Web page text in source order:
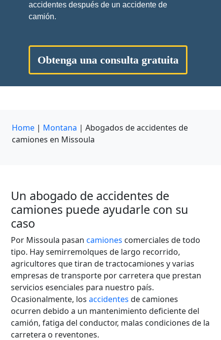
accidentes después de un accidente de
camión.
Obtenga una consulta gratuita
Home | Montana | Abogados de accidentes de
camiones en Missoula
Un abogado de accidentes de
camiones puede ayudarle con su
caso
Por Missoula pasancamiones comerciales de todo
tipo. Hay semirremolques de largo recorrido,
agricultores que tiran de tractocamiones y varias
empresas de transporte por carretera que prestan
servicios esenciales para nuestro país.
Ocasionalmente, losaccidentes de camiones
ocurren debido a un mantenimiento deficiente del
camión, fatiga del conductor, malas condiciones de la
carretera o reventones.